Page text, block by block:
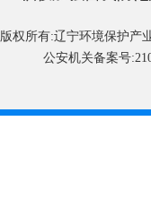
版权所有:辽宁环境保护产
公安机关备案号